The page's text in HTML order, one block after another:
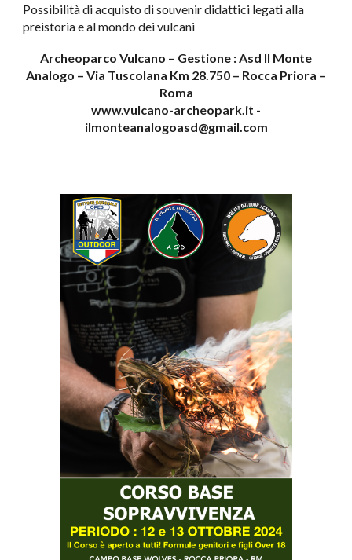
Possibilità di acquisto di souvenir didattici legati alla
preistoria e al mondo dei vulcani
Archeoparco Vulcano – Gestione : Asd Il Monte
Analogo – Via Tuscolana Km 28.750 – Rocca Priora –
Roma
www.vulcano-archeopark.it -
ilmonteanalogoasd@gmail.com